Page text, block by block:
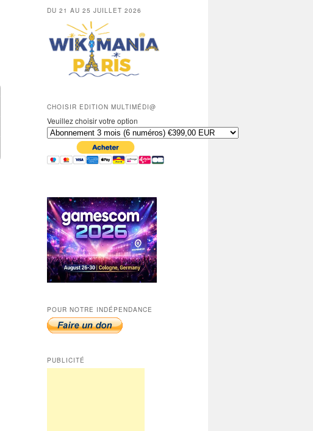
DU 21 AU 25 JUILLET 2026
CHOISIR EDITION MULTIMÉDI@
Veuillez choisir votre option
POUR NOTRE INDÉPENDANCE
PUBLICITÉ